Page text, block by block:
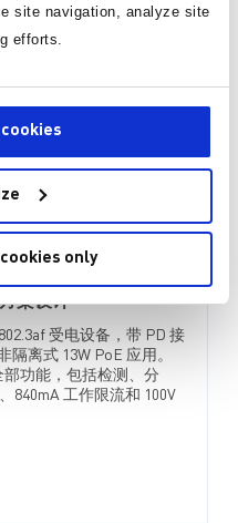
site navigation, analyze site
efforts.
only
支持
案设计
受电设备，带 PD 接
离式 13W PoE 应用。
部功能，包括检测、分
840mA 工作限流和 100V